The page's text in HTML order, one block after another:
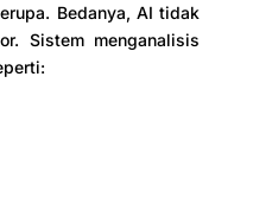
Bedanya, AI tidak
Sistem menganalisis